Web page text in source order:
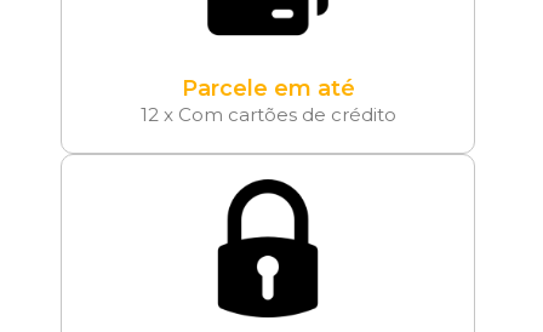
Parcele em até
12 x Com cartões de crédito